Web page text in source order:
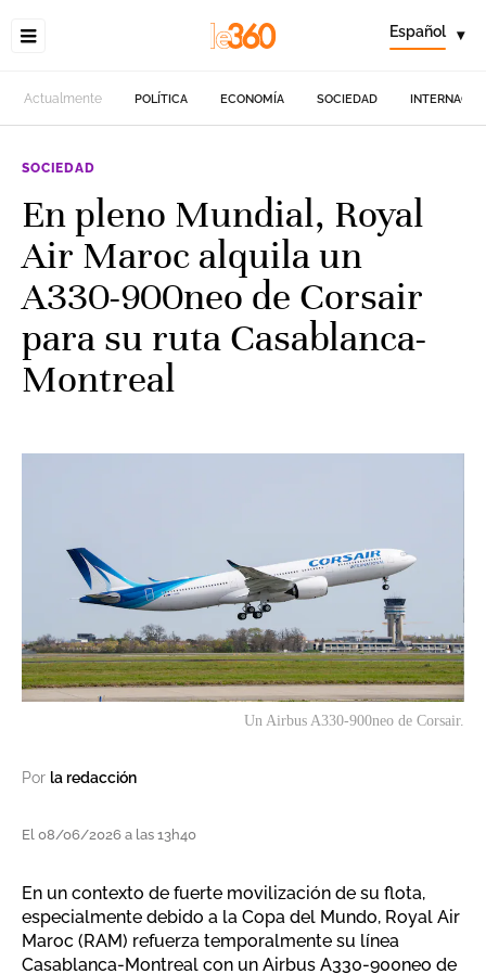
Español ▾
Actualmente POLÍTICA ECONOMÍA SOCIEDAD
SOCIEDAD
En pleno Mundial, Royal
Air Maroc alquila un
A330-900neo de Corsair
para su ruta Casablanca-
Montreal
Un Airbus A330-900neo de Corsair.
Por la redacción
El 08/06/2026 a las 13h40
En un contexto de fuerte movilización de su flota,
especialmente debido a la Copa del Mundo, Royal Air
Maroc (RAM) refuerza temporalmente su línea
Casablanca-Montreal con un Airbus A330-900neo de